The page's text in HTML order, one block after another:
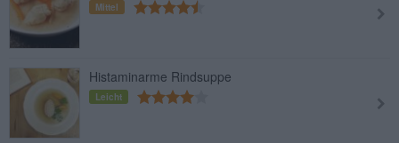
Mittel
Histaminarme Rindsuppe
Leicht